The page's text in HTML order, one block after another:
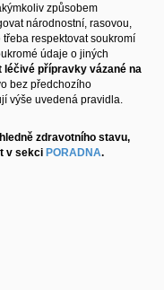
způsobem
národnostní, rasovou,
respektovat soukromí
údaje o jiných
léčivé přípravky vázané na
bez předchozího
výše uvedená pravidla.
zdravotního stavu,
v sekci PORADNA.